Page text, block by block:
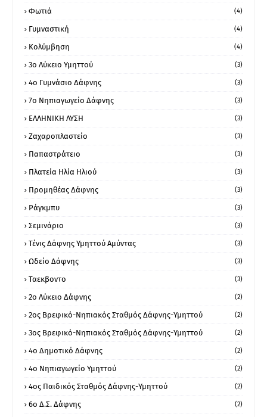
Φωτιά (4)
Γυμναστική (4)
Κολύμβηση (4)
3ο Λύκειο Υμηττού (3)
4ο Γυμνάσιο Δάφνης (3)
7ο Νηπιαγωγείο Δάφνης (3)
ΕΛΛΗΝΙΚΗ ΛΥΣΗ (3)
Ζαχαροπλαστείο (3)
Παπαστράτειο (3)
Πλατεία Ηλία Ηλιού (3)
Προμηθέας Δάφνης (3)
Ράγκμπυ (3)
Σεμινάριο (3)
Τένις Δάφνης Υμηττού Αμύντας (3)
Ωδείο Δάφνης (3)
Ταεκβοντο (3)
2ο Λύκειο Δάφνης (2)
2ος Βρεφικό-Νηπιακός Σταθμός Δάφνης-Υμηττού (2)
3ος Βρεφικό-Νηπιακός Σταθμός Δάφνης-Υμηττού (2)
4ο Δημοτικό Δάφνης (2)
4ο Νηπιαγωγείο Υμηττού (2)
4ος Παιδικός Σταθμός Δάφνης-Υμηττού (2)
6ο Δ.Σ. Δάφνης (2)